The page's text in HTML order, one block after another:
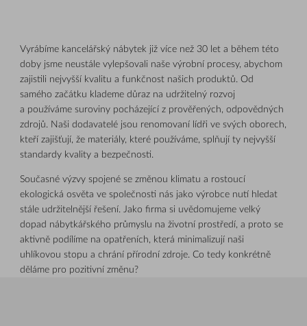
Vyrábíme kancelářský nábytek již více než 30 let a během této
doby jsme neustále vylepšovali naše výrobní procesy, abychom
zajistili nejvyšší kvalitu a funkčnost našich produktů. Od
samého začátku klademe důraz na udržitelný rozvoj
a používáme suroviny pocházející z prověřených, odpovědných
zdrojů. Naši dodavatelé jsou renomovaní lídři ve svých oborech,
kteří zajišťují, že materiály, které používáme, splňují ty nejvyšší
standardy kvality a bezpečnosti.
Současné výzvy spojené se změnou klimatu a rostoucí
ekologická osvěta ve společnosti nás jako výrobce nutí hledat
stále udržitelnější řešení. Jako firma si uvědomujeme velký
dopad nábytkářského průmyslu na životní prostředí, a proto se
aktivně podílíme na opatřeních, která minimalizují naši
uhlíkovou stopu a chrání přírodní zdroje. Co tedy konkrétně
děláme pro pozitivní změnu?